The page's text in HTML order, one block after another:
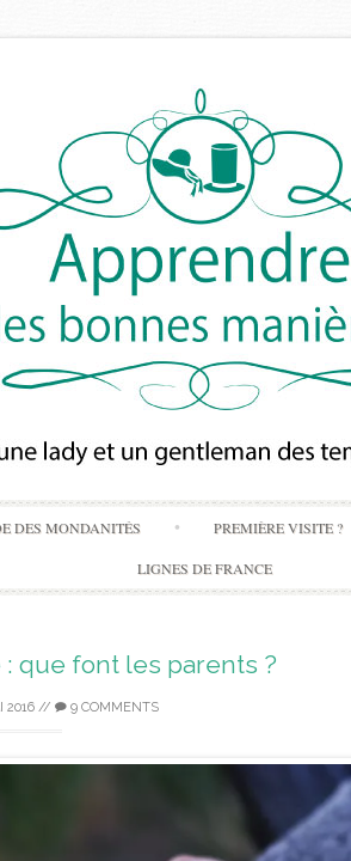
Skip
to
content
DES MONDANITÉS PREMIÈRE VISITE ?
LIGNES DE FRANCE
que font les parents ?
2016 // 9 COMMENTS